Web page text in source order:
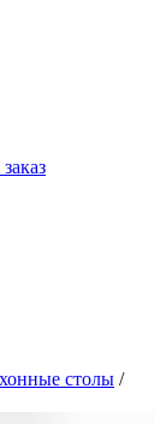
столы /